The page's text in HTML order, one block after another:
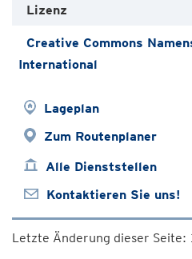
Lizenz
Creative Commons
International
Lageplan
Zum Routenplaner
Alle Dienststellen
Kontaktieren Sie uns!
Letzte Änderung dieser